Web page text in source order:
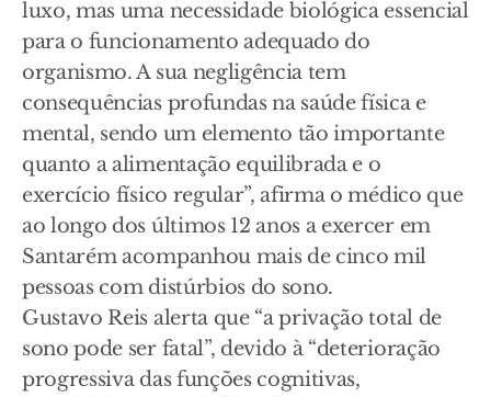
luxo, mas uma necessidade biológica essencial
para o funcionamento adequado do
organismo. A sua negligência tem
consequências profundas na saúde física e
mental, sendo um elemento tão importante
quanto a alimentação equilibrada e o
exercício físico regular”, afirma o médico que
ao longo dos últimos 12 anos a exercer em
Santarém acompanhou mais de cinco mil
pessoas com distúrbios do sono.
Gustavo Reis alerta que “a privação total de
sono pode ser fatal”, devido à “deterioração
progressiva das funções cognitivas,